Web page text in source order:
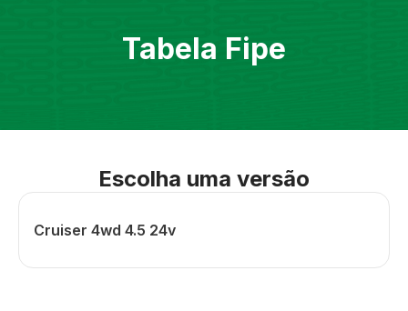
Tabela Fipe
Escolha uma versão
Cruiser 4wd 4.5 24v